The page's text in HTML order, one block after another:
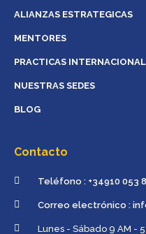
ALIANZAS ESTRATEGICAS
MENTORES
PRACTICAS
NUESTRAS SEDES
BLOG
Contacto
Teléfono : +34910 053
Correo electrónico :
Lunes - Sábado 9 AM - 5